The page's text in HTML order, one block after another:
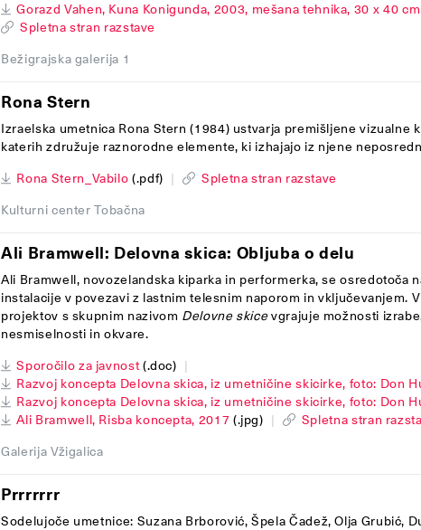
Gorazd Vahen, Kuna Konigunda, 2003, mešana tehnika, 30 x 40 cm
Spletna stran razstave
Bežigrajska galerija 1
Rona Stern
Izraelska umetnica Rona Stern (1984) ustvarja premišljene vizualne
katerih združuje raznorodne elemente, ki izhajajo iz njene
Rona Stern_Vabilo (.pdf) |
Spletna stran razstave
Kulturni center Tobačna
Ali Bramwell: Delovna skica: Obljuba o delu
Ali Bramwell, novozelandska kiparka in performerka, se osredotoča
instalacije v povezavi z lastnim telesnim naporom in vključevanjem.
projektov s skupnim nazivom Delovne skicevgrajuje možnosti
nesmiselnosti in okvare.
Sporočilo za javnost(.doc) |
Razvoj koncepta Delovna skica, iz umetničine skicirke, foto: Don
Razvoj koncepta Delovna skica, iz umetničine skicirke, foto: Don
Ali Bramwell, Risba koncepta, 2017 (.jpg) |
Spletna stran
Galerija Vžigalica
Prrrrrrr
Sodelujoče umetnice: Suzana Brborović, Špela Čadež, Olja Grubić,